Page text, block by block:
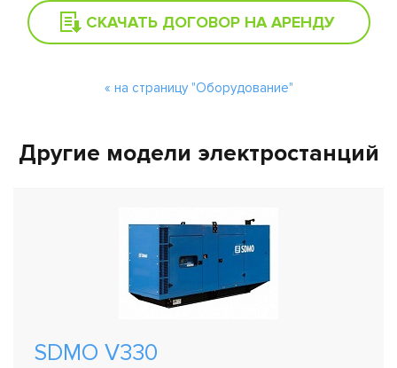
СКАЧАТЬ ДОГОВОР НА АРЕНДУ
« на страницу "Оборудование"
Другие модели электростанций
SDMO V330